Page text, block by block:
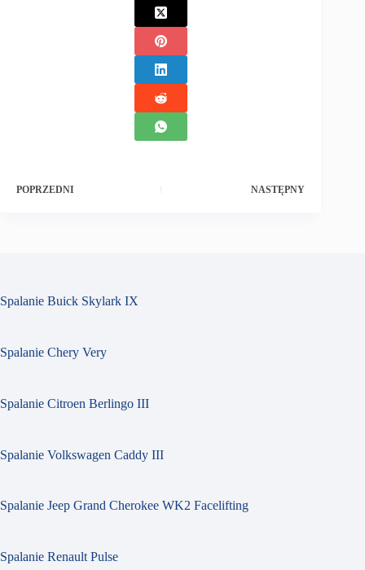
POPRZEDNI NASTĘPNY
Spalanie Buick Skylark IX
Spalanie Chery Very
Spalanie Citroen Berlingo III
Spalanie Volkswagen Caddy III
Spalanie Jeep Grand Cherokee WK2 Facelifting
Spalanie Renault Pulse